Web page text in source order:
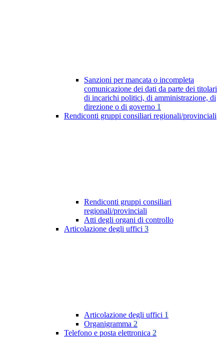
Sanzioni per mancata o incompleta
comunicazione dei dati da parte dei titolari
di incarichi politici, di amministrazione, di
direzione o di governo 1
Rendiconti gruppi consiliari regionali/provinciali
Rendiconti gruppi consiliari
regionali/provinciali
Atti degli organi di controllo
Articolazione degli uffici 3
Articolazione degli uffici 1
Organigramma 2
Telefono e posta elettronica 2